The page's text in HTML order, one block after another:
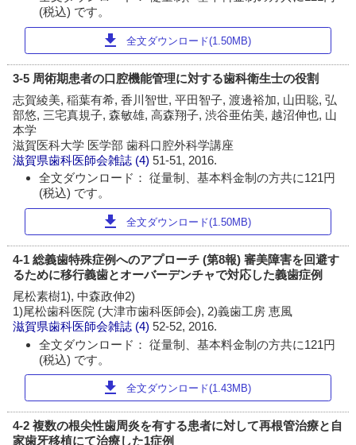
(税込) です。
download 全文ダウンロード(1.50MB)
3-5 周術期患者の口腔機能管理に対する歯科衛生士の役割
志賀綾美, 稲葉有希, 香川智世, 平田智子, 渡邊裕加, 山田聡, 弘
部悠, 三宅真規子, 森敏雄, 高森翔子, 渋谷亜佑美, 越沼伸也, 山
本学
滋賀医科大学 医学部 歯科口腔外科学講座
滋賀県歯科医師会雑誌 (4)51-51, 2016.
全文ダウンロード： 従量制、基本料金制の方共に121円
(税込) です。
download 全文ダウンロード(1.50MB)
4-1 総義歯特殊症例へのアプローチ (第8報) 審美障害を回避す
るために移行義歯とオーバーデンチャで対応した義歯症例
尾松素樹1), 中森政伸2)
1)尾松歯科医院 (大津市歯科医師会), 2)義歯工房 恵風
滋賀県歯科医師会雑誌 (4)52-52, 2016.
全文ダウンロード： 従量制、基本料金制の方共に121円
(税込) です。
download 全文ダウンロード(1.43MB)
4-2 複数の根尖性歯周炎を有する患者に対して再根管治療と自
家歯牙移植にて治療した1症例